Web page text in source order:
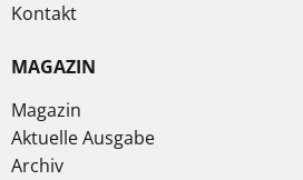
Kontakt
MAGAZIN
Magazin
Aktuelle Ausgabe
Archiv